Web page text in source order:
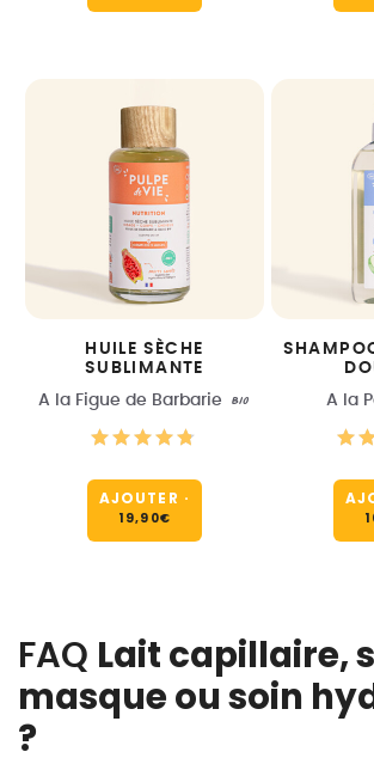
HUILE SÈCHE
SUBLIMANTE
A la Figue de BarbarieBIO
AJOUTER ·
19,90€
A la
FAQ Lait capillaire,
masque ou soin
?